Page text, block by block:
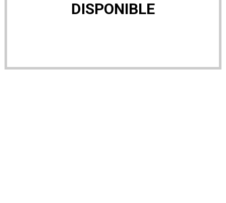
DISPONIBLE